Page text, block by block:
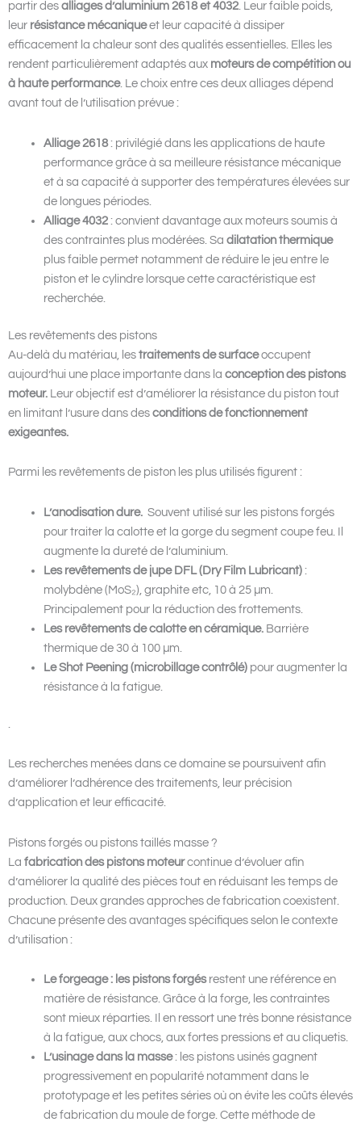
partir des alliages d’aluminium 2618 et 4032. Leur faible poids,
leur résistance mécaniqueet leur capacité à dissiper
efficacement la chaleur sont des qualités essentielles. Elles les
rendent particulièrement adaptés aux moteurs de compétition ou
à haute performance. Le choix entre ces deux alliages dépend
avant tout de l’utilisation prévue :
Alliage 2618: privilégié dans les applications de haute
performance grâce à sa meilleure résistance mécanique
et à sa capacité à supporter des températures élevées sur
de longues périodes.
Alliage 4032: convient davantage aux moteurs soumis à
des contraintes plus modérées. Sa dilatation thermique
plus faible permet notamment de réduire le jeu entre le
piston et le cylindre lorsque cette caractéristique est
recherchée.
Les revêtements des pistons
Au-delà du matériau, les traitements de surfaceoccupent
aujourd’hui une place importante dans la conception des pistons
moteur. Leur objectif est d’améliorer la résistance du piston tout
en limitant l’usure dans des conditions de fonctionnement
exigeantes.
Parmi les revêtements de piston les plus utilisés figurent :
L’anodisation dure. Souvent utilisé sur les pistons forgés
pour traiter la calotte et la gorge du segment coupe feu. Il
augmente la dureté de l’aluminium.
Les revêtements de jupe DFL (Dry Film Lubricant) :
molybdène (MoS₂), graphite etc, 10 à 25 µm.
Principalement pour la réduction des frottements.
Les revêtements de calotte en céramique. Barrière
thermique de 30 à 100 µm.
Le Shot Peening (microbillage contrôlé)pour augmenter la
résistance à la fatigue.
Les recherches menées dans ce domaine se poursuivent afin
d’améliorer l’adhérence des traitements, leur précision
d’application et leur efficacité.
Pistons forgés ou pistons taillés masse ?
La fabrication des pistons moteurcontinue d’évoluer afin
d’améliorer la qualité des pièces tout en réduisant les temps de
production. Deux grandes approches de fabrication coexistent.
Chacune présente des avantages spécifiques selon le contexte
d’utilisation :
Le forgeage : les pistons forgés restent une référence en
matière de résistance. Grâce à la forge, les contraintes
sont mieux réparties. Il en ressort une très bonne résistance
à la fatigue, aux chocs, aux fortes pressions et au cliquetis.
L’usinage dans la masse: les pistons usinés gagnent
progressivement en popularité notamment dans le
prototypage et les petites séries où on évite les coûts élevés
de fabrication du moule de forge. Cette méthode de